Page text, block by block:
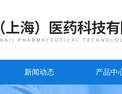
新闻动态 产品中